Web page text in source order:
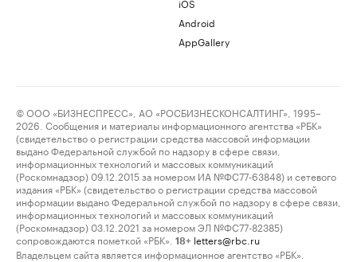
Android
AppGallery
© ООО «БИЗНЕСПРЕСС», АО «РОСБИЗНЕСКОНСАЛТИНГ», 1995–
2026. Сообщения и материалы информационного агентства «РБК»
(свидетельство о регистрации средства массовой информации
выдано Федеральной службой по надзору в сфере связи,
информационных технологий и массовых коммуникаций
(Роскомнадзор) 09.12.2015 за номером ИА №ФС77-63848) и сетевого
издания «РБК» (свидетельство о регистрации средства массовой
информации выдано Федеральной службой по надзору в сфере связи,
информационных технологий и массовых коммуникаций
(Роскомнадзор) 03.12.2021 за номером ЭЛ №ФС77-82385)
сопровождаются пометкой «РБК».
18+ letters@rbc.ru
Владельцем сайта является информационное агентство «РБК».